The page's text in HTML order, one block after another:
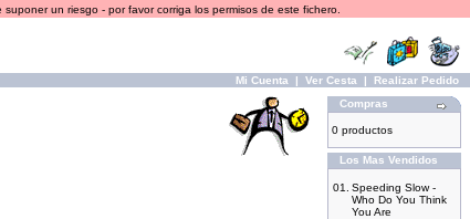
un riesgo - por favor corriga los permisos de este fichero.
Mi Cuenta | Ver Cesta | Realizar Pedido
Compras
0 productos
Los Mas Vendidos
01.
Speeding Slow -
Who Do You Think
You Are